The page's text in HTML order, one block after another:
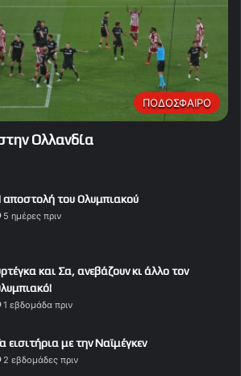
ΠΟΔΟΣΦΑΙΡΟ
Ολλανδία
αποστολή του Ολυμπιακού
5 ημέρες πριν
και Σα, ανεβάζουν κι άλλο τον
1 εβδομάδα πριν
εισιτήρια με την Ναϊμέγκεν
2 εβδομάδες πριν